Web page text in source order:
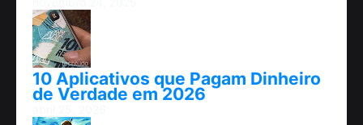
10 Aplicativos que Pagam Dinheiro
de Verdade em 2026